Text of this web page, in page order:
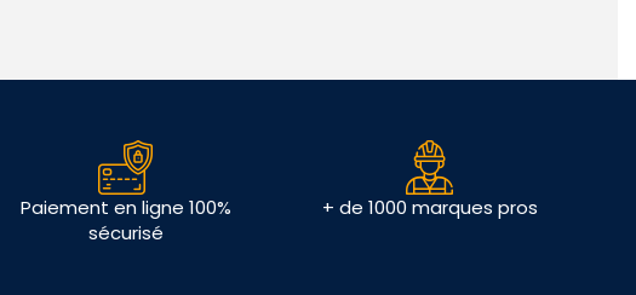
Paiement en ligne 100%
sécurisé
+ de 1000 marques pros